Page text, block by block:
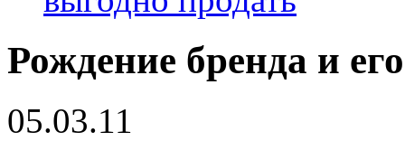
Рождение бренда и
05.03.11